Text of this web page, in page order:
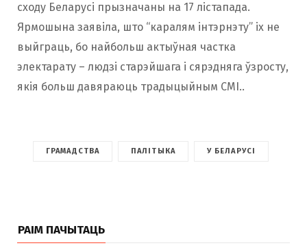
сходу Беларусі прызначаны на 17 лістапада.
Ярмошына заявіла, што “каралям інтэрнэту” іх не
выйграць, бо найбольш актыўная частка
электарату – людзі старэйшага і сярэдняга ўзросту,
якія больш давяраюць традыцыйным СМІ..
ГРАМАДСТВА ПАЛІТЫКА У БЕЛАРУСІ
РАІМ ПАЧЫТАЦЬ